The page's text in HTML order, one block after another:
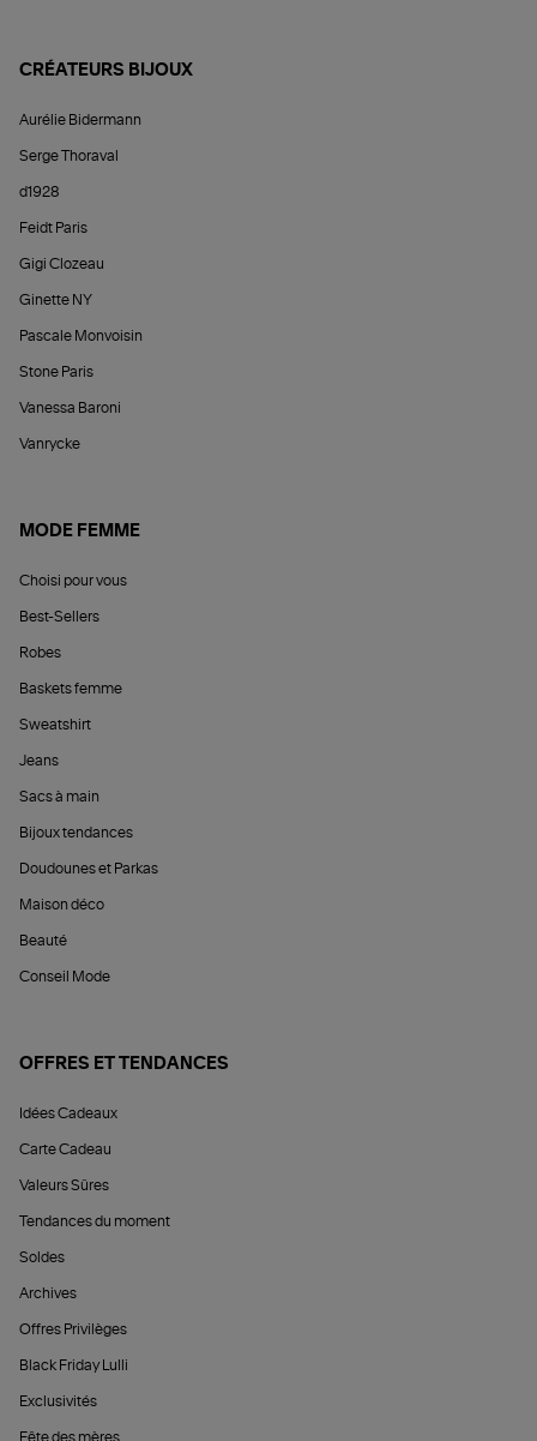
CRÉATEURS BIJOUX
Aurélie Bidermann
Serge Thoraval
d1928
Feidt Paris
Gigi Clozeau
Ginette NY
Pascale Monvoisin
Stone Paris
Vanessa Baroni
Vanrycke
MODE FEMME
Choisi pour vous
Best-Sellers
Robes
Baskets femme
Sweatshirt
Jeans
Sacs à main
Bijoux tendances
Doudounes et Parkas
Maison déco
Beauté
Conseil Mode
OFFRES ET TENDANCES
Idées Cadeaux
Carte Cadeau
Valeurs Sûres
Tendances du moment
Soldes
Archives
Offres Privilèges
Black Friday Lulli
Exclusivités
Fête des mères